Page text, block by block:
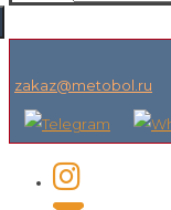
zakaz@metobol.ru